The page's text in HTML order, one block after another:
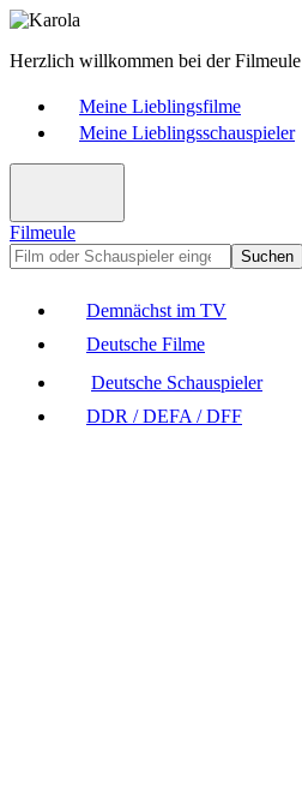
Herzlich willkommen bei der Filmeule
Meine Lieblingsfilme
Meine Lieblingsschauspieler
Filmeule
Suchen
Demnächst im TV
Deutsche Filme
Deutsche Schauspieler
DDR / DEFA / DFF